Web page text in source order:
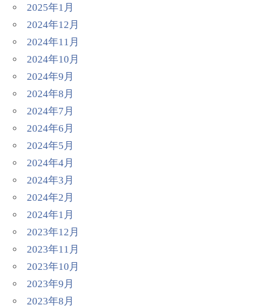
2025年1月
2024年12月
2024年11月
2024年10月
2024年9月
2024年8月
2024年7月
2024年6月
2024年5月
2024年4月
2024年3月
2024年2月
2024年1月
2023年12月
2023年11月
2023年10月
2023年9月
2023年8月